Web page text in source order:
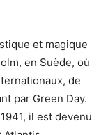
et magique
en Suède, où
de
par Green Day.
il est devenu